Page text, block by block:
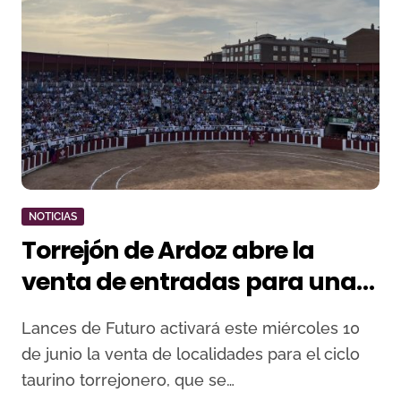
NOTICIAS
Torrejón de Ardoz abre la
venta de entradas para una
feria con Talavante, Perera,
Ortega y David de Miranda
Lances de Futuro activará este miércoles 10
de junio la venta de localidades para el ciclo
taurino torrejonero, que se…